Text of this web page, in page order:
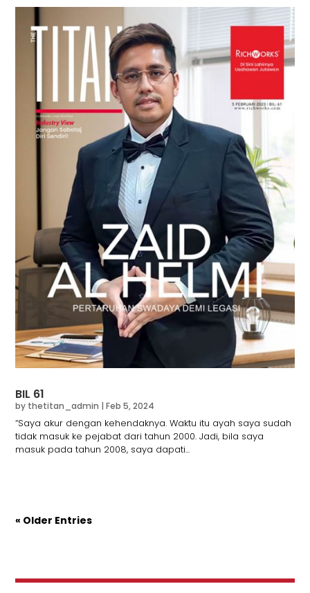
BIL 61
by thetitan_admin |Feb 5, 2024
“Saya akur dengan kehendaknya. Waktu itu ayah saya sudah
tidak masuk ke pejabat dari tahun 2000. Jadi, bila saya
masuk pada tahun 2008, saya dapati...
« Older Entries